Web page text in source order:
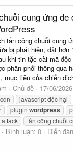
cung ứng đe
tấn công chuỗi cung
bị phát hiện, đặt
khi tin tặc cài mã
phân phối thông qua
mục tiêu của chiến
Chủ đề 17/06/2026
cdn javascript độc hại
plugin wordpress
tấn công chuỗi
Bình luận: 0 Diễn